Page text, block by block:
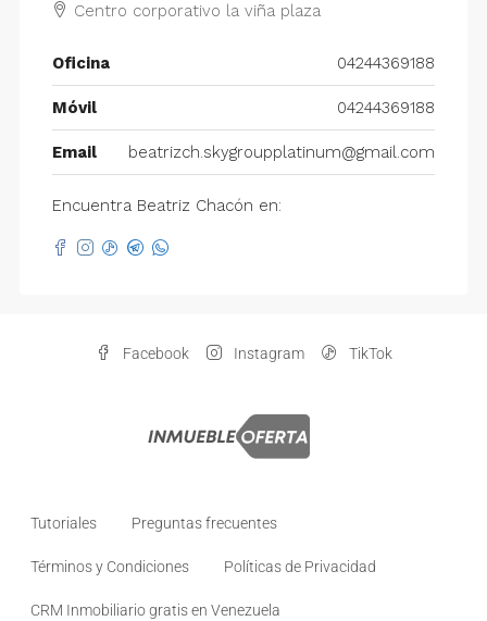
Centro corporativo la viña plaza
Oficina 04244369188
Móvil 04244369188
Email beatrizch.skygroupplatinum@gmail.com
Encuentra Beatriz Chacón en:
Facebook Instagram TikTok
Tutoriales Preguntas frecuentes
Términos y Condiciones Políticas de Privacidad
CRM Inmobiliario gratis en Venezuela